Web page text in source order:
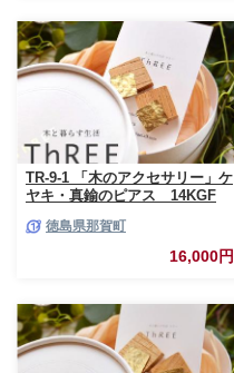
TR-9-1 「木のアクセサリー」ケ
ヤキ・真鍮のピアス 14KGF
徳島県那賀町
16,000円